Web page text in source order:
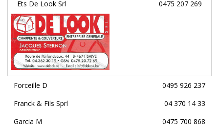
Ets De Look Srl 0475 207 269
Forceille D
0495 926 237
Franck & Fils Sprl
04 370 14 33
Garcia M
0475 700 868